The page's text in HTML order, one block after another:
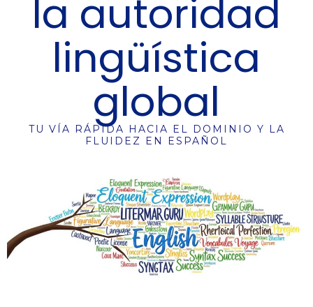
la autoridad
lingüística
global
TU VÍA RÁPIDA HACIA EL DOMINIO Y LA
FLUIDEZ EN ESPAÑOL